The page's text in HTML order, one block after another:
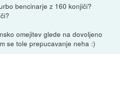
bencinarje z 160 konjiči?
omejitev glede na dovoljeno
se tole prepucavanje neha :)